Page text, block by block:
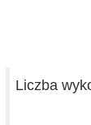
Liczba